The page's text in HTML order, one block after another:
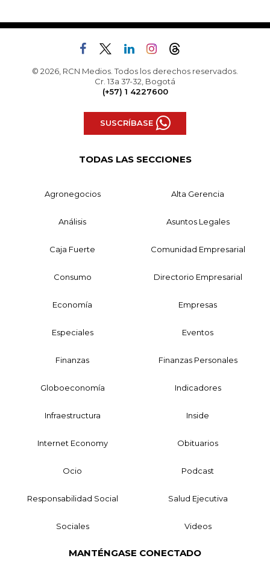
© 2026, RCN Medios. Todos los derechos reservados.
Cr. 13a 37-32, Bogotá
(+57) 1 4227600
SUSCRÍBASE
TODAS LAS SECCIONES
Agronegocios Alta Gerencia
Análisis Asuntos Legales
Caja Fuerte Comunidad Empresarial
Consumo Directorio Empresarial
Economía Empresas
Especiales Eventos
Finanzas Finanzas Personales
Globoeconomía Indicadores
Infraestructura Inside
Internet Economy Obituarios
Ocio Podcast
Responsabilidad Social Salud Ejecutiva
Sociales Videos
MANTÉNGASE CONECTADO